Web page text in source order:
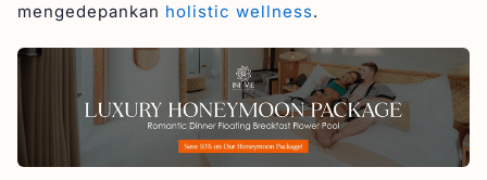
5. Menjalin komunikasi yang baik agar tamu merasa
nyaman
Kesimpulan: Therapist Spa Bukan Sekedar Pijat
mengedepankan holistic wellness.